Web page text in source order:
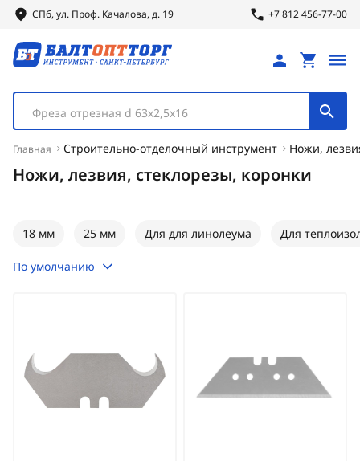
СПб, ул. Проф. Качалова, д. 19 +7 812 456-77-00
Фреза отрезная d 63х2,5х16
Главная Строительно-отделочный инструмент Ножи,
Ножи, лезвия, стеклорезы, коронки
18 мм 25 мм Для для линолеума Для
По умолчанию